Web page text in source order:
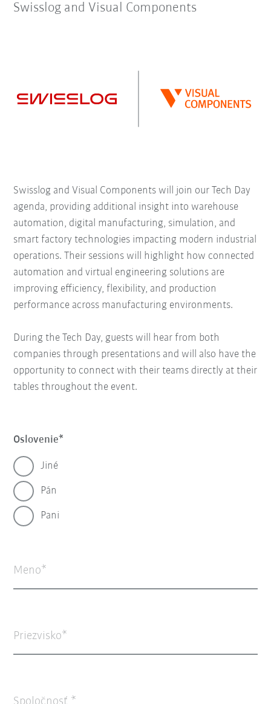
Swisslog and Visual Components
Swisslog and Visual Components will join our Tech Day
agenda, providing additional insight into warehouse
automation, digital manufacturing, simulation, and
smart factory technologies impacting modern industrial
operations. Their sessions will highlight how connected
automation and virtual engineering solutions are
improving efficiency, flexibility, and production
performance across manufacturing environments.
During the Tech Day, guests will hear from both
companies through presentations and will also have the
opportunity to connect with their teams directly at their
tables throughout the event.
Oslovenie
Jiné
Pán
Pani
Meno
Priezvisko